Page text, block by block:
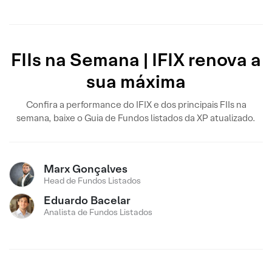
FIIs na Semana | IFIX renova a
sua máxima
Confira a performance do IFIX e dos principais FIIs na
semana, baixe o Guia de Fundos listados da XP atualizado.
Marx Gonçalves
Head de Fundos Listados
Eduardo Bacelar
Analista de Fundos Listados